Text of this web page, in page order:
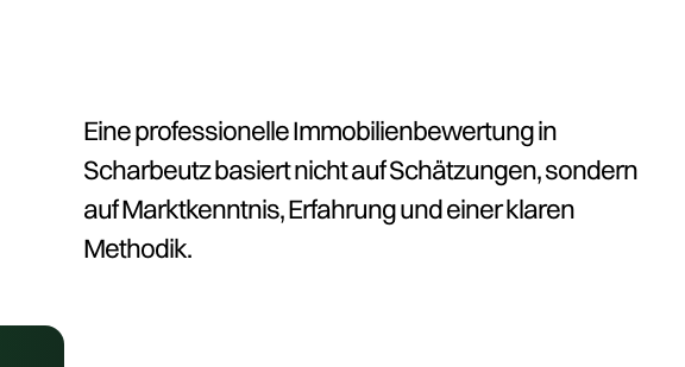
Eine professionelle Immobilienbewertung in
Scharbeutz basiert nicht auf Schätzungen, sondern
auf Marktkenntnis, Erfahrung und einer klaren
Methodik.